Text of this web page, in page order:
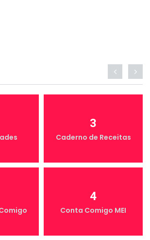
3
Caderno de Receitas
4
Conta Comigo MEI